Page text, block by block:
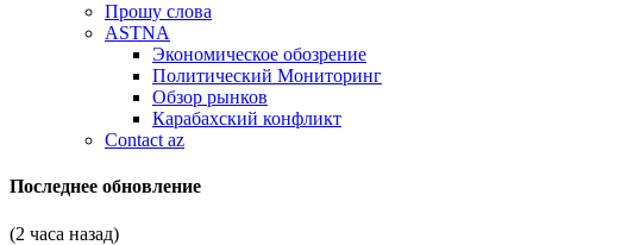
Прошу слова
ASTNA
Экономическое обозрение
Политический Мониторинг
Обзор рынков
Карабахский конфликт
Contact az
Последнее обновление
(2 часа назад)